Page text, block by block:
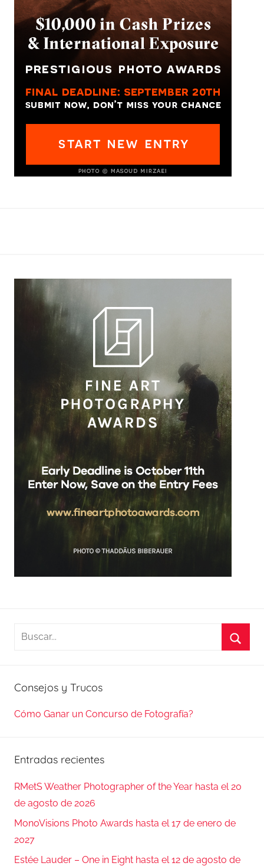
Buscar:
Consejos y Trucos
Cómo Ganar un Concurso de Fotografía?
Entradas recientes
RMetS Weather Photographer of the Year hasta el 20
de agosto de 2026
MonoVisions Photo Awards hasta el 17 de enero de
2027
Estée Lauder – One in Eight hasta el 12 de agosto de